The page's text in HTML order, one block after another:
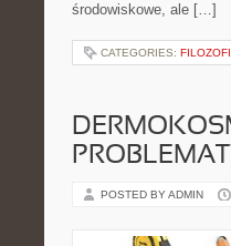
środowiskowe, ale […]
CATEGORIES:
POSTED BY ADMIN